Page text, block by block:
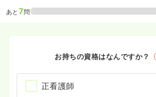
あと 7問
お持ちの資格はなんですか？
正看護師